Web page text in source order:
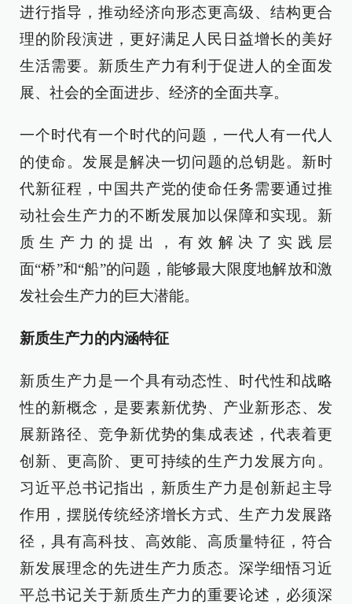
进行指导，推动经济向形态更高级、结构更合
理的阶段演进，更好满足人民日益增长的美好
生活需要。新质生产力有利于促进人的全面发
展、社会的全面进步、经济的全面共享。
一个时代有一个时代的问题，一代人有一代人
的使命。发展是解决一切问题的总钥匙。新时
代新征程，中国共产党的使命任务需要通过推
动社会生产力的不断发展加以保障和实现。新
质生产力的提出，有效解决了实践层
面“桥”和“船”的问题，能够最大限度地解放和激
发社会生产力的巨大潜能。
新质生产力的内涵特征
新质生产力是一个具有动态性、时代性和战略
性的新概念，是要素新优势、产业新形态、发
展新路径、竞争新优势的集成表述，代表着更
创新、更高阶、更可持续的生产力发展方向。
习近平总书记指出，新质生产力是创新起主导
作用，摆脱传统经济增长方式、生产力发展路
径，具有高科技、高效能、高质量特征，符合
新发展理念的先进生产力质态。深学细悟习近
平总书记关于新质生产力的重要论述，必须深